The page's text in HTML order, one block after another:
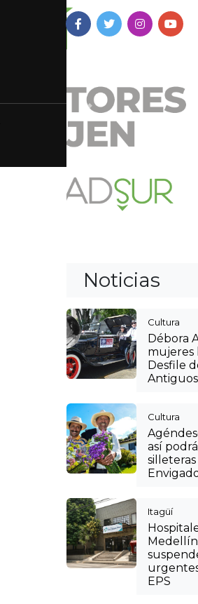
Previous
Noticias
Cultura
Débora
mujeres
Desfile
Cultura
así
Itagüí
EPS